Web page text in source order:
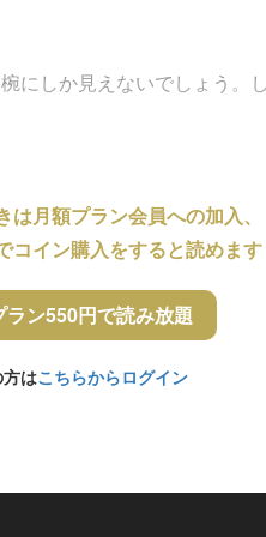
にしか見えないでしょう。
は月額プラン会員への加入、
コイン購入をすると読めます
ラン550円で読み放題
はこちらからログイン